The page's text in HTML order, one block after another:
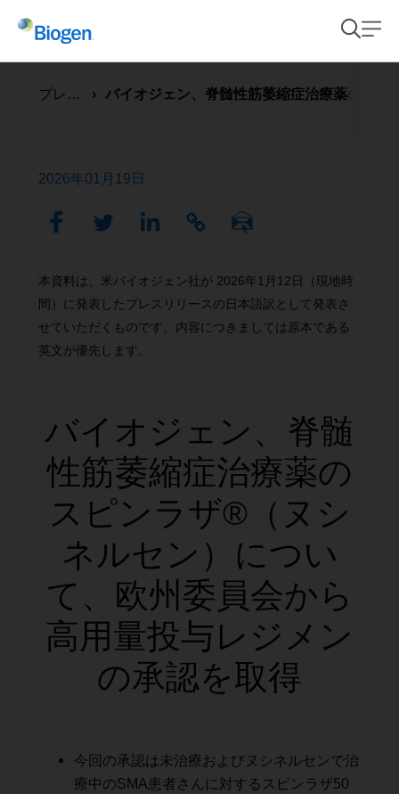
プレスリリース バイオジェン、脊髄性筋萎縮症治療薬のスピ
2026年01月19日
本資料は、米バイオジェン社が 2026年1月12日（現地時
間）に発表したプレスリリースの日本語訳として発表さ
せていただくものです。内容につきましては原本である
英文が優先します。
バイオジェン、脊髄
性筋萎縮症治療薬の
スピンラザ®（ヌシ
ネルセン）につい
て、欧州委員会から
高用量投与レジメン
の承認を取得
今回の承認は未治療およびヌシネルセンで治
療中のSMA患者さんに対するスピンラザ50